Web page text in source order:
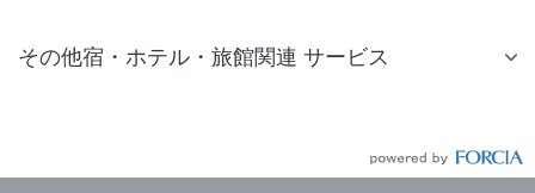
その他宿・ホテル・旅館関連 サービス